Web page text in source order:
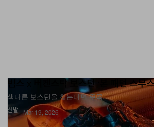
신발
빔스 x 버켄스탁 보스턴 ‘본 패턴 스무
색다른 보스턴을 찾는다면 주목.
Mar 19, 2026